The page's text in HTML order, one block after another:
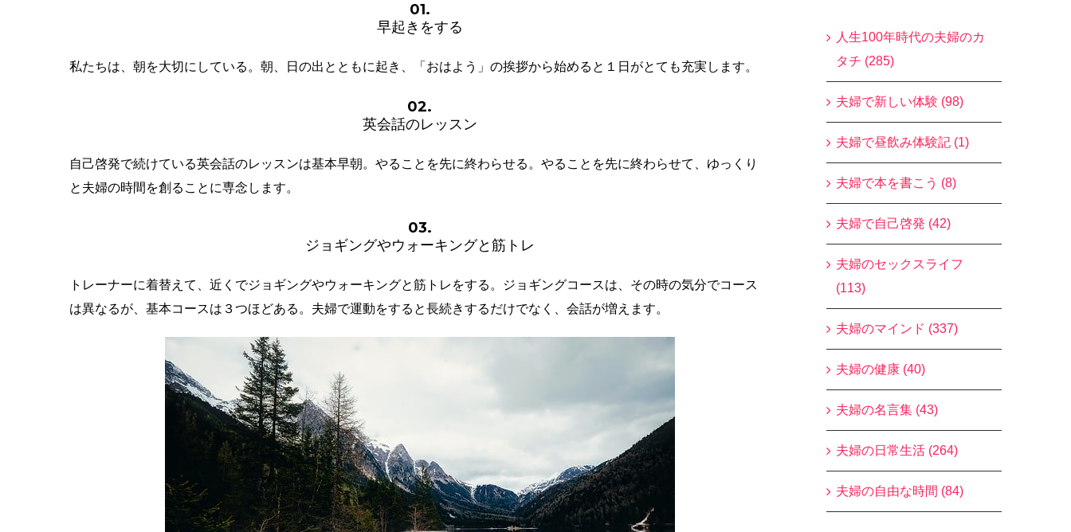
01.
早起きをする
私たちは、朝を大切にしている。朝、日の出とともに起き、「おはよう」の挨拶から始めると１日がとても充実します。
02.
英会話のレッスン
自己啓発で続けている英会話のレッスンは基本早朝。やることを先に終わらせる。やることを先に終わらせて、ゆっくり
と夫婦の時間を創ることに専念します。
03.
ジョギングやウォーキングと筋トレ
トレーナーに着替えて、近くでジョギングやウォーキングと筋トレをする。ジョギングコースは、その時の気分でコース
は異なるが、基本コースは３つほどある。夫婦で運動をすると長続きするだけでなく、会話が増えます。
人生100年時代の夫婦のカ
タチ (285)
夫婦で新しい体験 (98)
夫婦で昼飲み体験記 (1)
夫婦で本を書こう (8)
夫婦で自己啓発 (42)
夫婦のセックスライフ
(113)
夫婦のマインド (337)
夫婦の健康 (40)
夫婦の名言集 (43)
夫婦の日常生活 (264)
夫婦の自由な時間 (84)